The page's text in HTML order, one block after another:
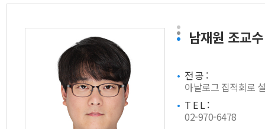
남재원 조교수
전 공 :
아날로그 집적회로
T E L :
02-970-6478